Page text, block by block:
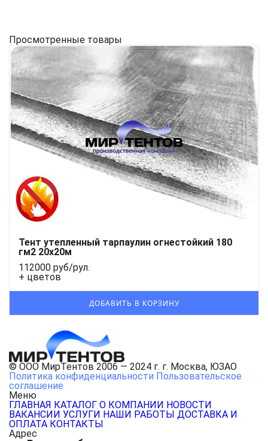
Просмотренные товары
Тент утепленный тарпаулин огнестойкий 180
гм2 20x20м
112000 руб/рул.
+ цветов
© ООО МирТентов 2006 — 2024 г. г. Москва, ЮЗАО
Политика конфиденциальности Пользовательское
соглашение
Меню
ГЛАВНАЯ КАТАЛОГ О КОМПАНИИ НОВОСТИ
ВАКАНСИИ УСЛУГИ НАШИ РАБОТЫ ДОСТАВКА И
ОПЛАТА КОНТАКТЫ
Адрес